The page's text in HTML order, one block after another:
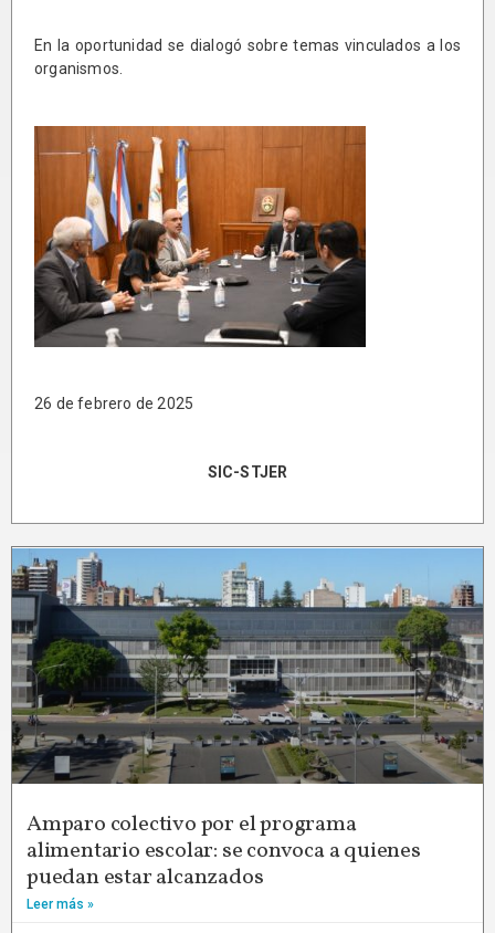
En la oportunidad se dialogó sobre temas vinculados a los
organismos.
26 de febrero de 2025
SIC-STJER
Amparo colectivo por el programa
alimentario escolar: se convoca a quienes
puedan estar alcanzados
Leer más »